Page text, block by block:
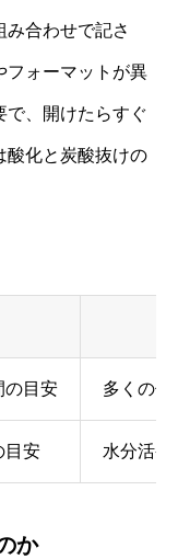
合わせで記さ
フォーマットが異
で、開けたらすぐ
酸化と炭酸抜けの
の目安 多くの缶
目安 水分活発
か